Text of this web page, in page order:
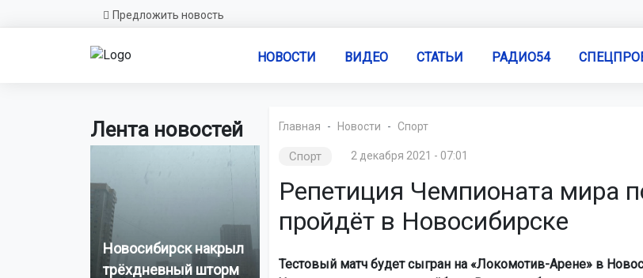
Предложить новость
НОВОСТИ ВИДЕО СТАТЬИ РАДИО54
Лента новостей
Новосибирск накрыл
трёхдневный шторм
Главная Новости Спорт
Спорт 2 декабря 2021 - 07:01
Репетиция Чемпионата мира
пройдёт в Новосибирске
Тестовый матч будет сыгран на «Локомотив-Арене» в